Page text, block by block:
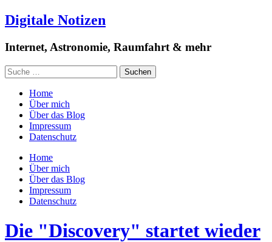
Digitale Notizen
Internet, Astronomie, Raumfahrt & mehr
Home
Über mich
Über das Blog
Impressum
Datenschutz
Home
Über mich
Über das Blog
Impressum
Datenschutz
Die "Discovery" startet wieder